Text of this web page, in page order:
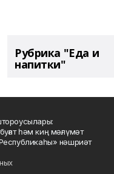
Рубрика "Еда и
напитки"
һәм киң мәғлүмәт
нәшриәт